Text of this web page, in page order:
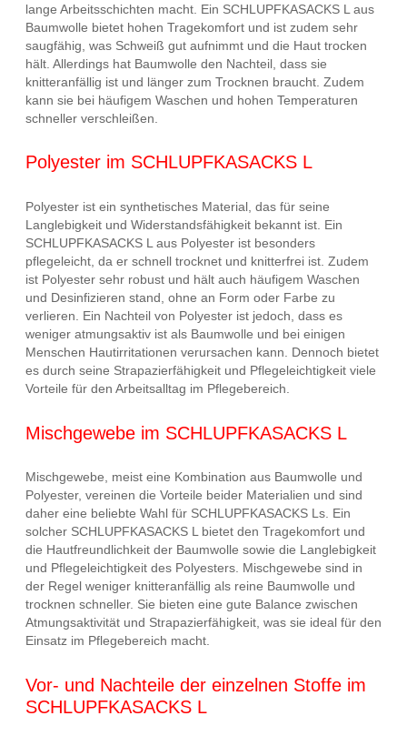
lange Arbeitsschichten macht. Ein SCHLUPFKASACKS L aus
Baumwolle bietet hohen Tragekomfort und ist zudem sehr
saugfähig, was Schweiß gut aufnimmt und die Haut trocken
hält. Allerdings hat Baumwolle den Nachteil, dass sie
knitteranfällig ist und länger zum Trocknen braucht. Zudem
kann sie bei häufigem Waschen und hohen Temperaturen
schneller verschleißen.
Polyester im SCHLUPFKASACKS L
Polyester ist ein synthetisches Material, das für seine
Langlebigkeit und Widerstandsfähigkeit bekannt ist. Ein
SCHLUPFKASACKS L aus Polyester ist besonders
pflegeleicht, da er schnell trocknet und knitterfrei ist. Zudem
ist Polyester sehr robust und hält auch häufigem Waschen
und Desinfizieren stand, ohne an Form oder Farbe zu
verlieren. Ein Nachteil von Polyester ist jedoch, dass es
weniger atmungsaktiv ist als Baumwolle und bei einigen
Menschen Hautirritationen verursachen kann. Dennoch bietet
es durch seine Strapazierfähigkeit und Pflegeleichtigkeit viele
Vorteile für den Arbeitsalltag im Pflegebereich.
Mischgewebe im SCHLUPFKASACKS L
Mischgewebe, meist eine Kombination aus Baumwolle und
Polyester, vereinen die Vorteile beider Materialien und sind
daher eine beliebte Wahl für SCHLUPFKASACKS Ls. Ein
solcher SCHLUPFKASACKS L bietet den Tragekomfort und
die Hautfreundlichkeit der Baumwolle sowie die Langlebigkeit
und Pflegeleichtigkeit des Polyesters. Mischgewebe sind in
der Regel weniger knitteranfällig als reine Baumwolle und
trocknen schneller. Sie bieten eine gute Balance zwischen
Atmungsaktivität und Strapazierfähigkeit, was sie ideal für den
Einsatz im Pflegebereich macht.
Vor- und Nachteile der einzelnen Stoffe im
SCHLUPFKASACKS L